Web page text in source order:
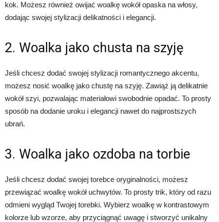
kok. Możesz również owijać woalkę wokół opaska na włosy,
dodając swojej stylizacji delikatności i elegancji.
2. Woalka jako chusta na szyję
Jeśli chcesz dodać swojej stylizacji romantycznego akcentu,
możesz nosić woalkę jako chustę na szyję. Zawiąż ją delikatnie
wokół szyi, pozwalając materiałowi swobodnie opadać. To prosty
sposób na dodanie uroku i elegancji nawet do najprostszych
ubrań.
3. Woalka jako ozdoba na torbie
Jeśli chcesz dodać swojej torebce oryginalności, możesz
przewiązać woalkę wokół uchwytów. To prosty trik, który od razu
odmieni wygląd Twojej torebki. Wybierz woalkę w kontrastowym
kolorze lub wzorze, aby przyciągnąć uwagę i stworzyć unikalny